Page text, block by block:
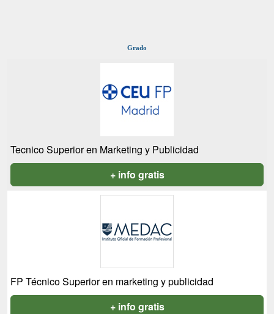
Grado
Tecnico Superior en Marketing y Publicidad
+ info gratis
FP Técnico Superior en marketing y publicidad
+ info gratis